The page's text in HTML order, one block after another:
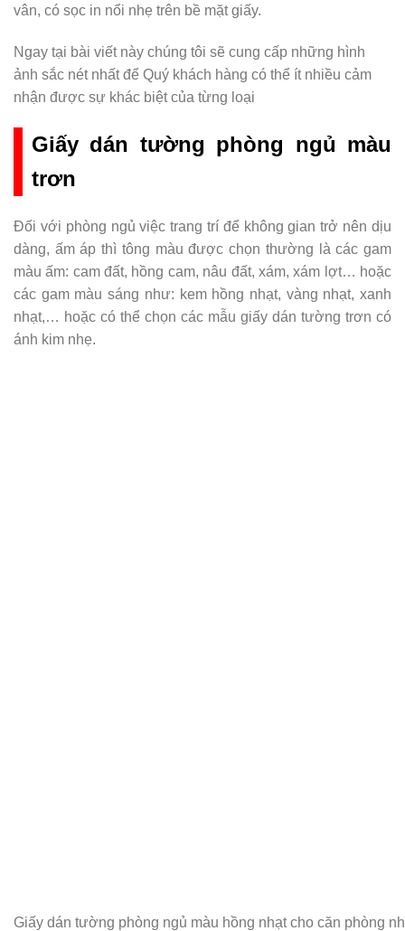
vân, có sọc in nổi nhẹ trên bề mặt giấy.
Ngay tại bài viết này chúng tôi sẽ cung cấp những hình
ảnh sắc nét nhất để Quý khách hàng có thể ít nhiều cảm
nhận được sự khác biệt của từng loại
Giấy dán tường phòng ngủ màu
trơn
Đối với phòng ngủ việc trang trí để không gian trở nên dịu
dàng, ấm áp thì tông màu được chọn thường là các gam
màu ấm: cam đất, hồng cam, nâu đất, xám, xám lợt… hoặc
các gam màu sáng như: kem hồng nhạt, vàng nhạt, xanh
nhạt,… hoặc có thể chọn các mẫu giấy dán tường trơn có
ánh kim nhẹ.
Giấy dán tường phòng ngủ màu hồng nhạt cho căn phòng